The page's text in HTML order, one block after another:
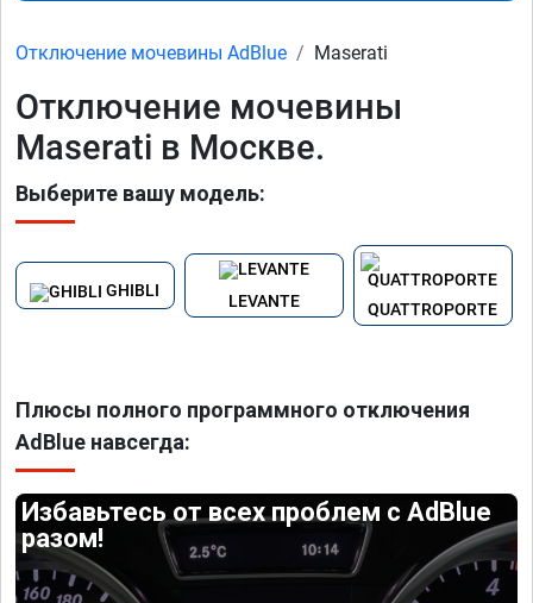
Отключение мочевины AdBlue Maserati
Отключение мочевины
Maserati в Москве.
Выберите вашу модель:
GHIBLI
LEVANTE QUATTROPORTE
Плюсы полного программного отключения
AdBlue навсегда:
Избавьтесь от всех проблем с AdBlue
разом!